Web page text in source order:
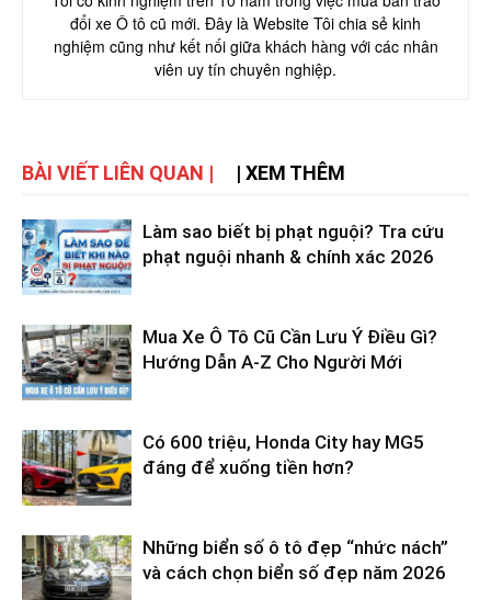
đổi xe Ô tô cũ mới. Đây là Website Tôi chia sẻ kinh
nghiệm cũng như kết nối giữa khách hàng với các nhân
viên uy tín chuyên nghiệp.
BÀI VIẾT LIÊN QUAN | | XEM THÊM
Làm sao biết bị phạt nguội? Tra cứu
phạt nguội nhanh & chính xác 2026
Mua Xe Ô Tô Cũ Cần Lưu Ý Điều Gì?
Hướng Dẫn A-Z Cho Người Mới
Có 600 triệu, Honda City hay MG5
đáng để xuống tiền hơn?
Những biển số ô tô đẹp “nhức nách”
và cách chọn biển số đẹp năm 2026